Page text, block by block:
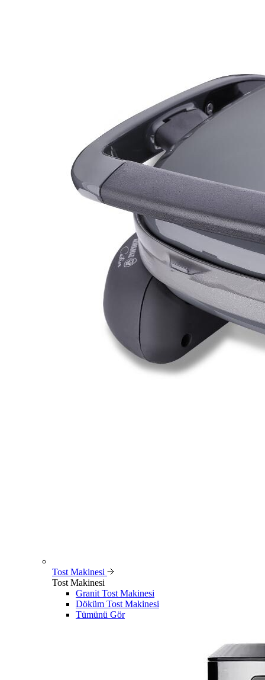
Tost Makinesi
Tost Makinesi
Granit Tost Makinesi
Döküm Tost Makinesi
Tümünü Gör